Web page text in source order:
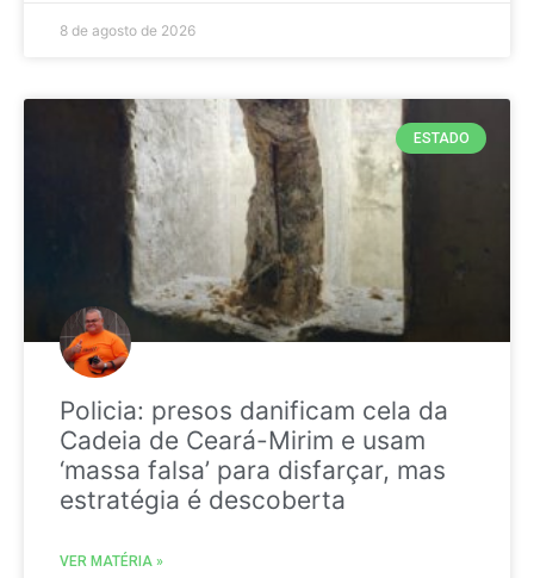
8 de agosto de 2026
ESTADO
Policia: presos danificam cela da
Cadeia de Ceará-Mirim e usam
‘massa falsa’ para disfarçar, mas
estratégia é descoberta
VER MATÉRIA »